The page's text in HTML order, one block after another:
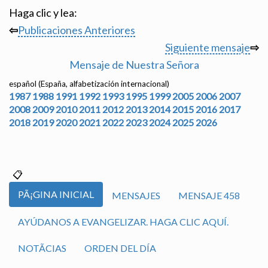
Haga clic y lea:
⇦Publicaciones Anteriores
Siguiente mensaje⇨
Mensaje de Nuestra Señora
español (España, alfabetización internacional)
1987 1988 1991 1992 1993 1995 1999 2005 2006 2007
2008 2009 2010 2011 2012 2013 2014 2015 2016 2017
2018 2019 2020 2021 2022 2023 2024 2025 2026
PÃ¡GINA INICIAL MENSAJES MENSAJE 458
AYÚDANOS A EVANGELIZAR. HAGA CLIC AQUÍ.
NOTÃ­CIAS ORDEN DEL DÍA